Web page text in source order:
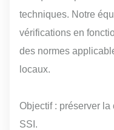
techniques. Notre
vérifications en
des normes
locaux.
Objectif : préserver la
SSI.